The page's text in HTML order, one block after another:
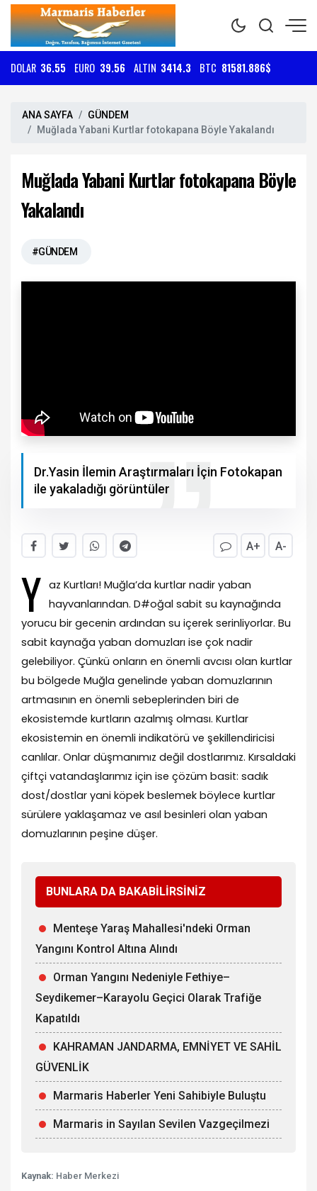
DOLAR 36.55 EURO 39.56 ALTIN 3414.3 BTC 81581.886$
ANA SAYFA
GÜNDEM
Muğlada Yabani Kurtlar fotokapana Böyle Yakalandı
Muğlada Yabani Kurtlar fotokapana Böyle
Yakalandı
#GÜNDEM
Dr.Yasin İlemin Araştırmaları İçin Fotokapan
ile yakaladığı görüntüler
A+ A-
Y az Kurtları! Muğla’da kurtlar nadir yaban
hayvanlarından. D#oğal sabit su kaynağında
yorucu bir gecenin ardından su içerek serinliyorlar. Bu
sabit kaynağa yaban domuzları ise çok nadir
gelebiliyor. Çünkü onların en önemli avcısı olan kurtlar
bu bölgede Muğla genelinde yaban domuzlarının
artmasının en önemli sebeplerinden biri de
ekosistemde kurtların azalmış olması. Kurtlar
ekosistemin en önemli indikatörü ve şekillendiricisi
canlılar. Onlar düşmanımız değil dostlarımız. Kırsaldaki
çiftçi vatandaşlarımız için ise çözüm basit: sadık
dost/dostlar yani köpek beslemek böylece kurtlar
sürülere yaklaşamaz ve asıl besinleri olan yaban
domuzlarının peşine düşer.
BUNLARA DA BAKABİLİRSİNİZ
Menteşe Yaraş Mahallesi'ndeki Orman
Yangını Kontrol Altına Alındı
Orman Yangını Nedeniyle Fethiye–
Seydikemer–Karayolu Geçici Olarak Trafiğe
Kapatıldı
KAHRAMAN JANDARMA, EMNİYET VE SAHİL
GÜVENLİK
Marmaris Haberler Yeni Sahibiyle Buluştu
Marmaris in Sayılan Sevilen Vazgeçilmezi
Kaynak: Haber Merkezi